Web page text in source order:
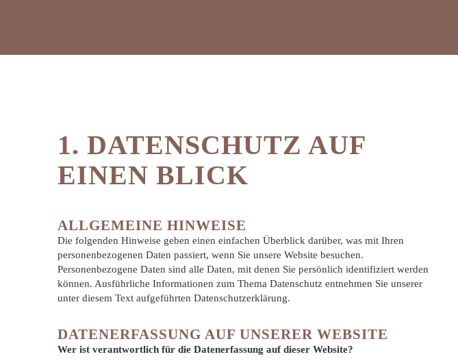
1. DATENSCHUTZ AUF
EINEN BLICK
ALLGEMEINE HINWEISE
Die folgenden Hinweise geben einen einfachen Überblick darüber, was mit Ihren
personenbezogenen Daten passiert, wenn Sie unsere Website besuchen.
Personenbezogene Daten sind alle Daten, mit denen Sie persönlich identifiziert werden
können. Ausführliche Informationen zum Thema Datenschutz entnehmen Sie unserer
unter diesem Text aufgeführten Datenschutzerklärung.
DATENERFASSUNG AUF UNSERER WEBSITE
Wer ist verantwortlich für die Datenerfassung auf dieser Website?